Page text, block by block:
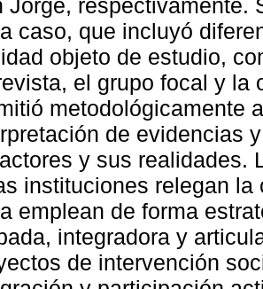
Jorge, respectivamente.
caso, que incluyó
objeto de estudio,
el grupo focal y la
metodológicamente
de evidencias
y sus realidades.
instituciones relegan
emplean de forma
integradora y
de intervención